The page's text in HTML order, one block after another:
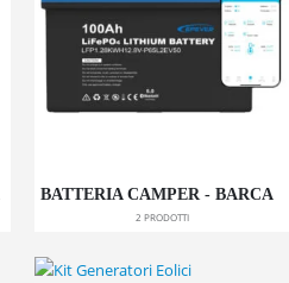
BATTERIA CAMPER - BARCA
2 PRODOTTI